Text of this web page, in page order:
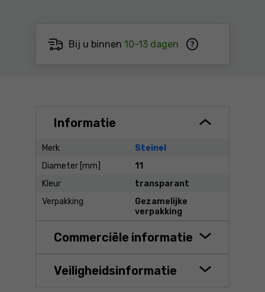
Bij u binnen 10-13 dagen
Informatie
Merk
Steinel
Diameter [mm]
11
Kleur
transparant
Verpakking
Gezamelijke
verpakking
Commerciële informatie
Veiligheidsinformatie